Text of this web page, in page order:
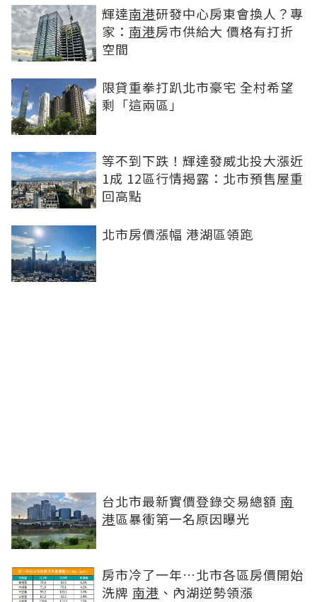
輝達南港研發中心房東會換人？專
家： 南港房市供給大 價格有打折
空間
限貸重拳打趴北市豪宅 全村希望
剩「這兩區」
等不到下跌！輝達發威北投大漲近
1成 12區行情揭露：北市預售屋重
回高點
北市房價漲幅 港湖區領跑
台北市最新實價登錄交易總額 南
港區暴衝第一名原因曝光
房市冷了一年…北市各區房價開始
洗牌 南港 、內湖逆勢領漲